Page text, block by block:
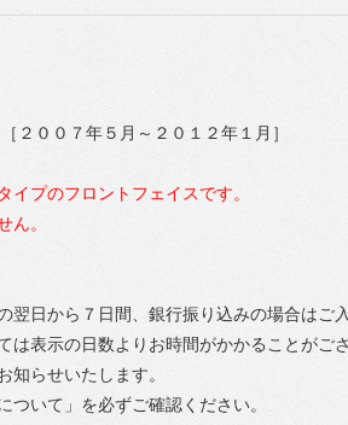
００７年５月～２０１２年１月］
プのフロントフェイスです。
ん。
日から７日間、銀行振り込みの場合はご
は表示の日数よりお時間がかかることがご
知らせいたします。
いて」を必ずご確認ください。